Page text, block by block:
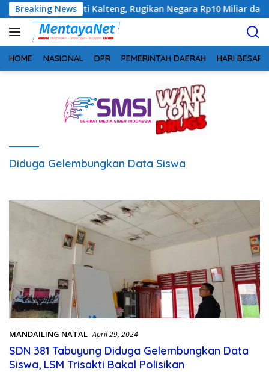
Langsung
ke
konten
Breaking News
Kejati Kalteng, Rugikan Negara Rp10 Miliar dari Dana
HOME NASIONAL DPR PEMERINTAH DAERAH HARI BESAR
Diduga Gelembungkan Data Siswa
MANDAILING NATAL April 29, 2024
SDN 381 Tabuyung Diduga Gelembungkan Data
Siswa, LSM Trisakti Bakal Polisikan